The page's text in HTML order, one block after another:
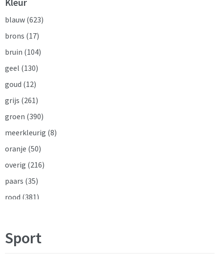
Trainingspakken
Vesten(96)
Zweetbandjes
Zwemkleding
blauw (623)
brons (17)
bruin (104)
geel (130)
goud (12)
grijs (261)
groen (390)
meerkleurig (8)
oranje (50)
overig (216)
paars (35)
rood (381)
wit(313)
Sport